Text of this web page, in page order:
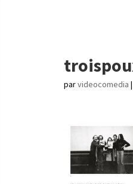
parvideocomedia |